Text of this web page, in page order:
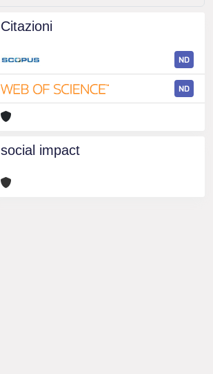
Citazioni
ND
ND
social impact